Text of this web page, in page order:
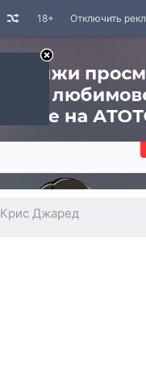
Отключить
18+
Крис Джаред